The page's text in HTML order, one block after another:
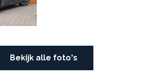
Bekijk alle foto's